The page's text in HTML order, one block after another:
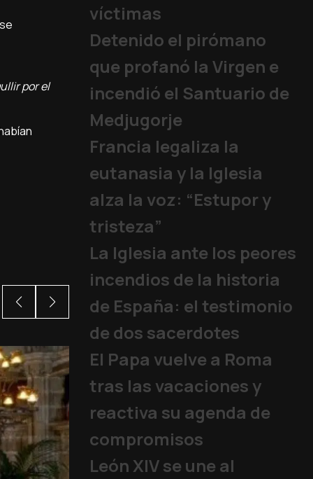
por el
víctimas
Detenido el pirómano
que profanó la Virgen e
incendió el Santuario de
Medjugorje
Francia legaliza la
eutanasia y la Iglesia
alza la voz: “Estupor y
tristeza”
La Iglesia ante los peores
incendios de la historia
de España: el testimonio
de dos sacerdotes
El Papa vuelve a Roma
tras las vacaciones y
reactiva su agenda de
compromisos
León XIV se une al